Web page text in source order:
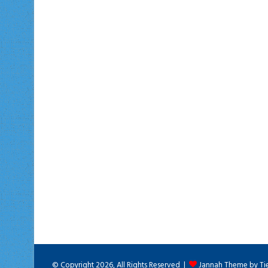
© Copyright 2026, All Rights Reserved | Jannah Theme by